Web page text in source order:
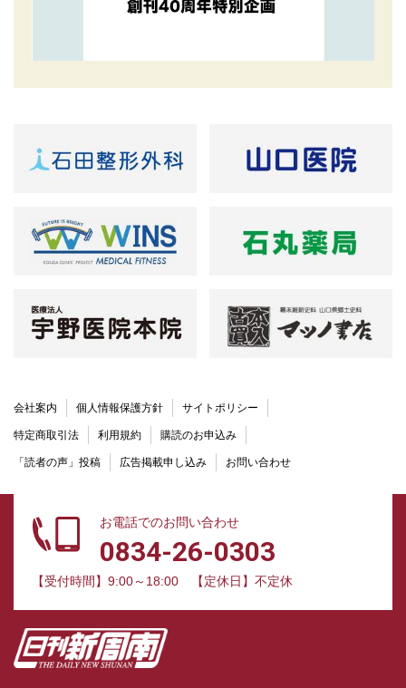
会社案内 個人情報保護方針 サイトポリシー
特定商取引法 利用規約 購読のお申込み
「読者の声」投稿 広告掲載申し込み お問い合わせ
お電話でのお問い合わせ
0834-26-0303
【受付時間】9:00～18:00 【定休日】不定休